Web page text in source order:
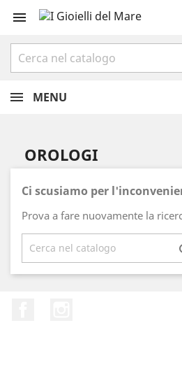

MENU
OROLOGI
Ci scusiamo per
Prova a fare nuovamente la